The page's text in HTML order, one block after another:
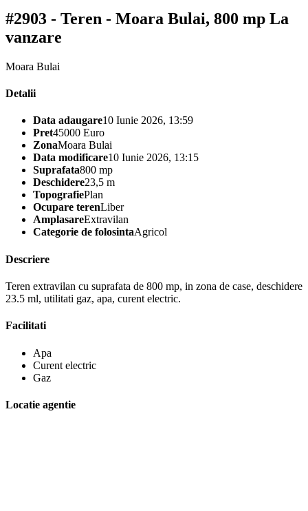
#2903 - Teren - Moara Bulai, 800 mp La
vanzare
Moara Bulai
Detalii
Data adaugare10 Iunie 2026, 13:59
Pret45000 Euro
ZonaMoara Bulai
Data modificare10 Iunie 2026, 13:15
Suprafata800 mp
Deschidere23,5 m
TopografiePlan
Ocupare terenLiber
AmplasareExtravilan
Categorie de folosintaAgricol
Descriere
Teren extravilan cu suprafata de 800 mp, in zona de case, deschidere
23.5 ml, utilitati gaz, apa, curent electric.
Facilitati
Apa
Curent electric
Gaz
Locatie agentie